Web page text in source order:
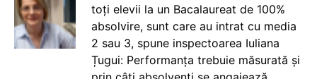
toți elevii la un Bacalaureat de 100%
absolvire, sunt care au intrat cu media
2 sau 3, spune inspectoarea Iuliana
Țugui: Performanța trebuie măsurată și